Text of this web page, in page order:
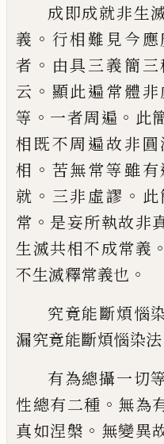
成即成就非生
義 。 行相難見今應
者 。 由具三義簡三
云 。 顯此遍常體非
等 。 一者周遍 。 此
相既不周遍故非圓
相 。 苦無常等雖有
就 。 三非虛謬 。
常 。 是妄所執故非
生滅共相不成常義 。
不生滅釋常義也 。
究竟能斷煩惱
漏究竟能斷煩惱染法
有為總攝一切
性總有二種 。 無為
真如涅槃 。 無變異